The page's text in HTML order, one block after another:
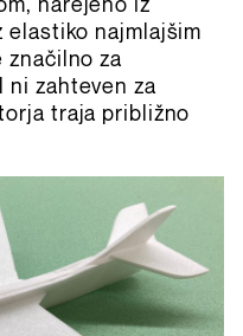
narejeno iz
elastiko najmlajšim
značilno za
ni zahteven za
traja približno